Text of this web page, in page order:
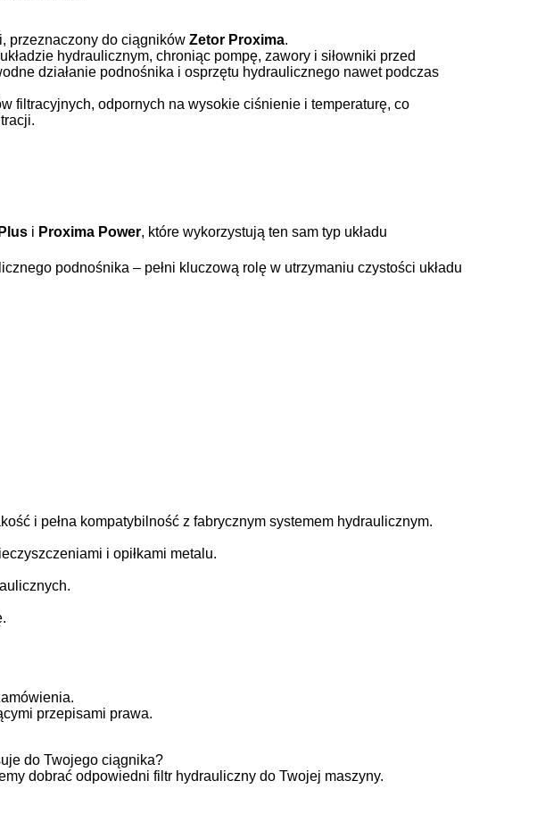
przeznaczony do ciągników Zetor Proxima.
hydraulicznym, chroniąc pompę, zawory i siłowniki przed
działanie podnośnika i osprzętu hydraulicznego nawet podczas
filtracyjnych, odpornych na wysokie ciśnienie i temperaturę, co
i Proxima Power, które wykorzystują ten sam typ układu
podnośnika – pełni kluczową rolę w utrzymaniu czystości układu
i pełna kompatybilność z fabrycznym systemem hydraulicznym.
i opiłkami metalu.
przepisami prawa.
do Twojego ciągnika?
dobrać odpowiedni filtr hydrauliczny do Twojej maszyny.